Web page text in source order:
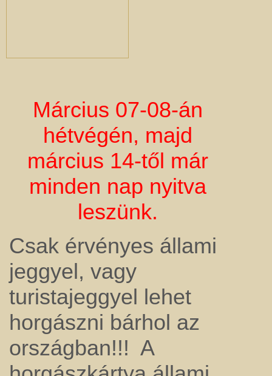
Március 07-08-án
hétvégén, majd
március 14-től már
minden nap nyitva
leszünk.
Csak érvényes állami
jeggyel, vagy
turistajeggyel lehet
horgászni bárhol az
országban!!! A